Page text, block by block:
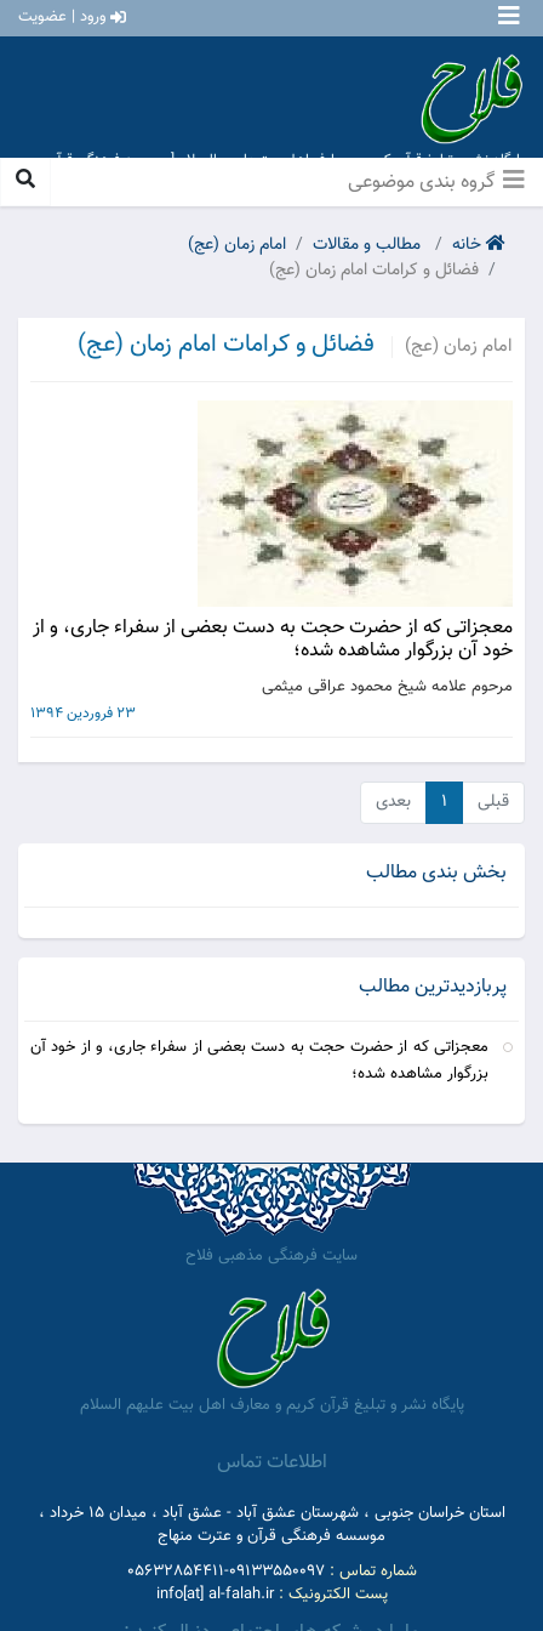
ورود | عضویت
پایگاه نشر و تبلیغ قرآن کریم و معارف اهل بیت علیهم السلام [ موسسه فرهنگی قرآن و
عترت منهاج عشق آباد ]
خانه مطالب و مقالات
امام زمان (عج)
فضائل و کرامات امام زمان (عج)
امام زمان (عج) فضائل و کرامات امام زمان (عج)
معجزاتی که از حضرت حجت به دست بعضی از سفراء جاری، و از
خود آن بزرگوار مشاهده شده؛
مرحوم علامه شیخ محمود عراقی میثمی
23 فروردین 1394
قبلی ۱ بعدی
بخش بندی مطالب
پربازدیدترین مطالب
معجزاتی که از حضرت حجت به دست بعضی از سفراء جاری، و از خود آن
بزرگوار مشاهده شده؛
سایت فرهنگی مذهبی فلاح
پایگاه نشر و تبلیغ قرآن کریم و معارف اهل بیت علیهم السلام
اطلاعات تماس
استان خراسان جنوبی ، شهرستان عشق آباد - عشق آباد ، میدان 15 خرداد ،
موسسه فرهنگی قرآن و عترت منهاج
شماره تماس :09133550097-05632854411
پست الکترونیک :info[at] al-falah.ir